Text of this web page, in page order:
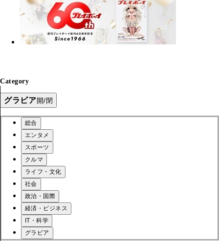
Category
グラビア開/閉
総合
エンタメ
スポーツ
クルマ
ライフ・文化
社会
政治・国際
経済・ビジネス
IT・科学
グラビア